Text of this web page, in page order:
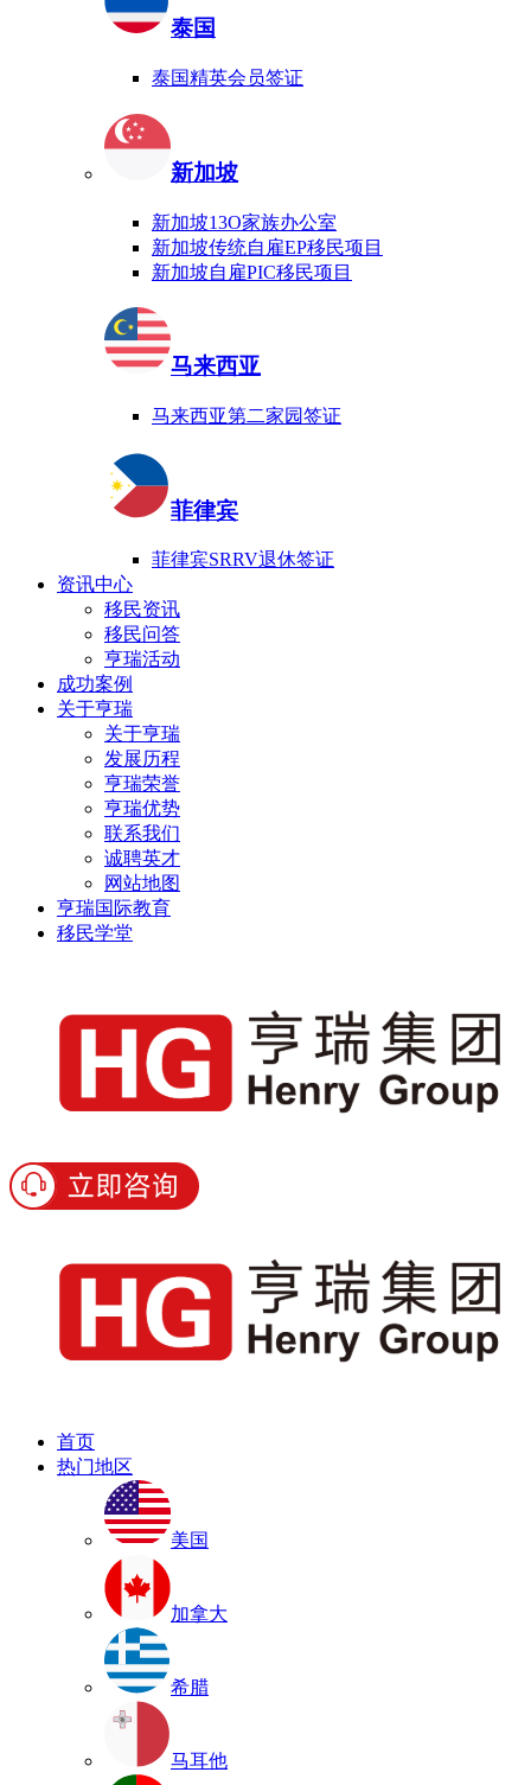
泰国
泰国精英会员签证
新加坡
新加坡13O家族办公室
新加坡传统自雇EP移民项目
新加坡自雇PIC移民项目
马来西亚
马来西亚第二家园签证
菲律宾
菲律宾SRRV退休签证
资讯中心
移民资讯
移民问答
亨瑞活动
成功案例
关于亨瑞
关于亨瑞
发展历程
亨瑞荣誉
亨瑞优势
联系我们
诚聘英才
网站地图
亨瑞国际教育
移民学堂
首页
热门地区
美国
加拿大
希腊
马耳他